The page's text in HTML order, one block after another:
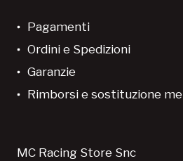
Pagamenti
Ordini e Spedizioni
Garanzie
Rimborsi e sostituzione
MC Racing Store Snc